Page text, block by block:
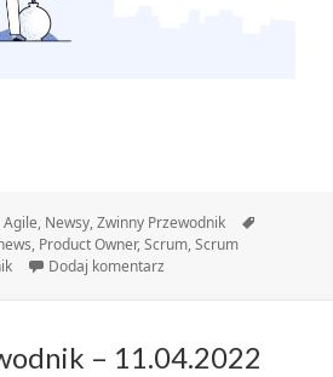
Kategorie
Agile, Newsy,Zwinny Przewodnik
, Product Owner,Scrum,Scrum
Dodaj komentarz
– 11.04.2022